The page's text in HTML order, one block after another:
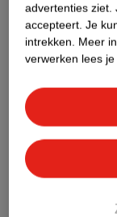
Nature Impact
advertenties ziet.
accepteert. Je
intrekken. Meer
verwerken lees